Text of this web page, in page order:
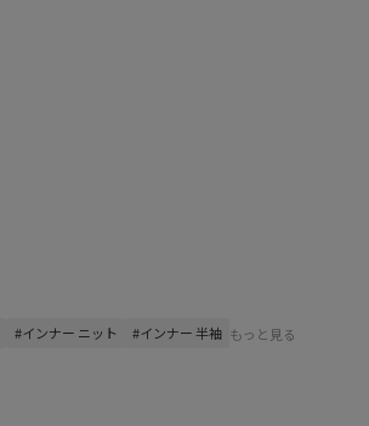
#インナー ニット #インナー 半袖 もっと見る